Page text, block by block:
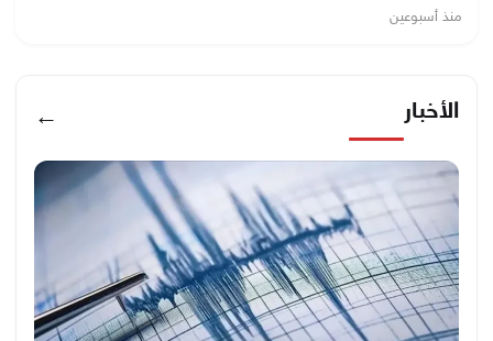
منذ أسبوعين
الأخبار ←